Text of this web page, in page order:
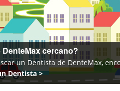
a cuidar la salud dental
dental con Dental Solutions